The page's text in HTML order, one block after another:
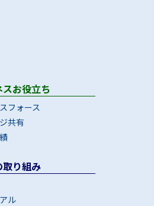
スお役立ち
フォース
共有
取り組み
ル